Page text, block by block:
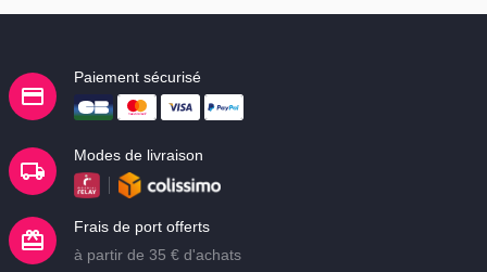
Paiement sécurisé
Modes de livraison
Frais de port offerts
à partir de 35 € d'achats